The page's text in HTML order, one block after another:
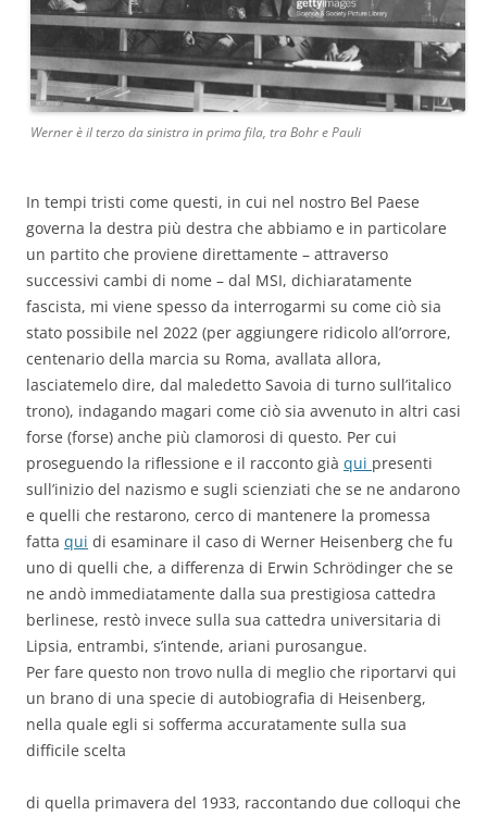
Werner è il terzo da sinistra in prima fila, tra Bohr e Pauli
In tempi tristi come questi, in cui nel nostro Bel Paese
governa la destra più destra che abbiamo e in particolare
un partito che proviene direttamente – attraverso
successivi cambi di nome – dal MSI, dichiaratamente
fascista, mi viene spesso da interrogarmi su come ciò sia
stato possibile nel 2022 (per aggiungere ridicolo all’orrore,
centenario della marcia su Roma, avallata allora,
lasciatemelo dire, dal maledetto Savoia di turno sull’italico
trono), indagando magari come ciò sia avvenuto in altri casi
forse (forse) anche più clamorosi di questo. Per cui
proseguendo la riflessione e il racconto già qui presenti
sull’inizio del nazismo e sugli scienziati che se ne andarono
e quelli che restarono, cerco di mantenere la promessa
fatta qui di esaminare il caso di Werner Heisenberg che fu
uno di quelli che, a differenza di Erwin Schrödinger che se
ne andò immediatamente dalla sua prestigiosa cattedra
berlinese, restò invece sulla sua cattedra universitaria di
Lipsia, entrambi, s’intende, ariani purosangue.
Per fare questo non trovo nulla di meglio che riportarvi qui
un brano di una specie di autobiografia di Heisenberg,
nella quale egli si sofferma accuratamente sulla sua
difficile scelta
di quella primavera del 1933, raccontando due colloqui che